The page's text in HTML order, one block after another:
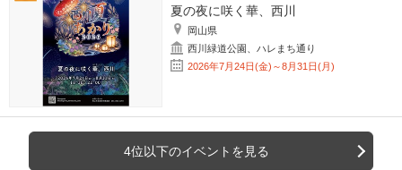
夏の夜に咲く華、西川
岡山県
西川緑道公園、ハレまち通り
2026年7月24日(金)～8月31日(月)
4位以下のイベントを見る